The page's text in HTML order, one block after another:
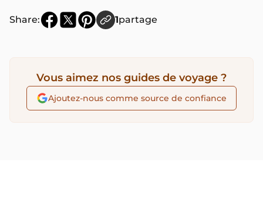
Share: 1partage
Vous aimez nos guides de voyage ?
Ajoutez-nous comme source de confiance